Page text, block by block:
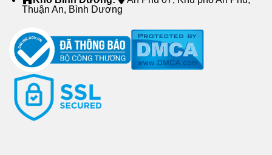
Thuận An, Bình Dương